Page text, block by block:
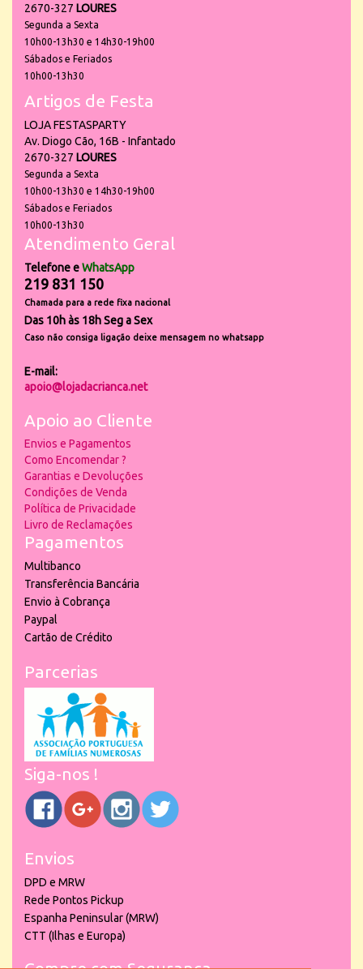
2670-327 LOURES
Segunda a Sexta
10h00-13h30 e 14h30-19h00
Sábados e Feriados
10h00-13h30
Artigos de Festa
LOJA FESTASPARTY
Av. Diogo Cão, 16B - Infantado
2670-327 LOURES
Segunda a Sexta
10h00-13h30 e 14h30-19h00
Sábados e Feriados
10h00-13h30
Atendimento Geral
Telefone eWhatsApp
219 831 150
Chamada para a rede fixa nacional
Das 10h às 18h Seg a Sex
Caso não consiga ligação deixe mensagem no whatsapp
E-mail:
apoio@lojadacrianca.net
Apoio ao Cliente
Envios e Pagamentos
Como Encomendar ?
Garantias e Devoluções
Condições de Venda
Política de Privacidade
Livro de Reclamações
Pagamentos
Multibanco
Transferência Bancária
Envio à Cobrança
Paypal
Cartão de Crédito
Parcerias
Siga-nos !
Envios
DPD e MRW
Rede Pontos Pickup
Espanha Peninsular (MRW)
CTT (Ilhas e Europa)